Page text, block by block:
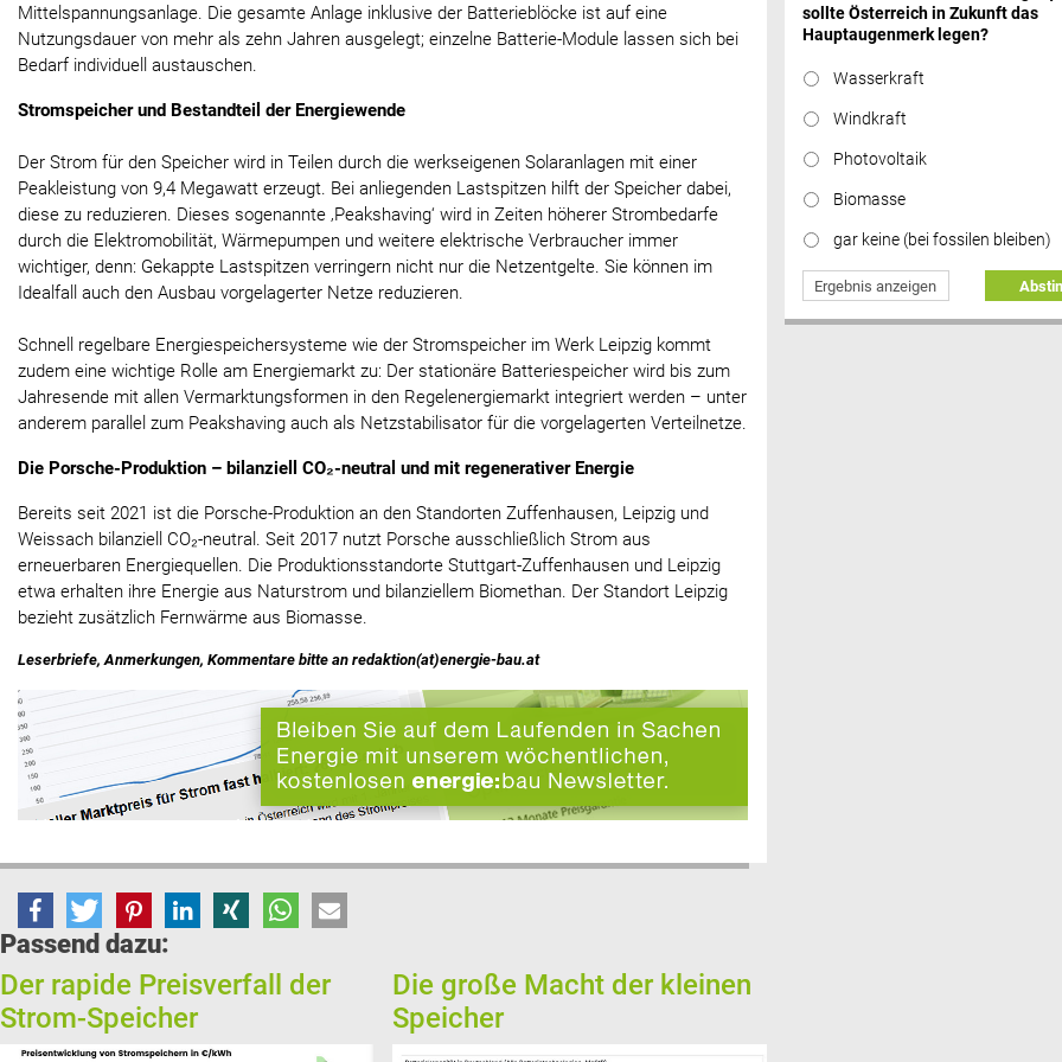
Mittelspannungsanlage. Die gesamte Anlage inklusive der Batterieblöcke ist auf eine
Nutzungsdauer von mehr als zehn Jahren ausgelegt; einzelne Batterie-Module lassen sich bei
Bedarf individuell austauschen.
Stromspeicher und Bestandteil der Energiewende
Der Strom für den Speicher wird in Teilen durch die werkseigenen Solaranlagen mit einer
Peakleistung von 9,4 Megawatt erzeugt. Bei anliegenden Lastspitzen hilft der Speicher dabei,
diese zu reduzieren. Dieses sogenannte ‚Peakshaving‘ wird in Zeiten höherer Strombedarfe
durch die Elektromobilität, Wärmepumpen und weitere elektrische Verbraucher immer
wichtiger, denn: Gekappte Lastspitzen verringern nicht nur die Netzentgelte. Sie können im
Idealfall auch den Ausbau vorgelagerter Netze reduzieren.
Schnell regelbare Energiespeichersysteme wie der Stromspeicher im Werk Leipzig kommt
zudem eine wichtige Rolle am Energiemarkt zu: Der stationäre Batteriespeicher wird bis zum
Jahresende mit allen Vermarktungsformen in den Regelenergiemarkt integriert werden – unter
anderem parallel zum Peakshaving auch als Netzstabilisator für die vorgelagerten Verteilnetze.
Die Porsche-Produktion – bilanziell CO₂-neutral und mit regenerativer Energie
Bereits seit 2021 ist die Porsche-Produktion an den Standorten Zuffenhausen, Leipzig und
Weissach bilanziell CO₂-neutral. Seit 2017 nutzt Porsche ausschließlich Strom aus
erneuerbaren Energiequellen. Die Produktionsstandorte Stuttgart-Zuffenhausen und Leipzig
etwa erhalten ihre Energie aus Naturstrom und bilanziellem Biomethan. Der Standort Leipzig
bezieht zusätzlich Fernwärme aus Biomasse.
Leserbriefe, Anmerkungen, Kommentare bitte an redaktion(at)energie-bau.at
Passend dazu:
Der rapide Preisverfall der
Strom-Speicher
Die große Macht der kleinen
Speicher
sollte Österreich in Zukunft das
Hauptaugenmerk legen?
Wasserkraft
Windkraft
Photovoltaik
Biomasse
gar keine (bei fossilen bleiben)
Ergebnis anzeigen